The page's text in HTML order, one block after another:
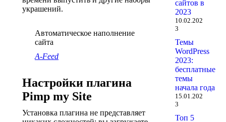
украшений.
Автоматическое наполнение
сайта
A-Feed
Настройки плагина
Pimp my Site
Установка плагина не представляет
сайтов в
2023
10.02.202
3
Темы
WordPress
2023:
бесплатные
темы
начала года
15.01.202
3
Топ 5